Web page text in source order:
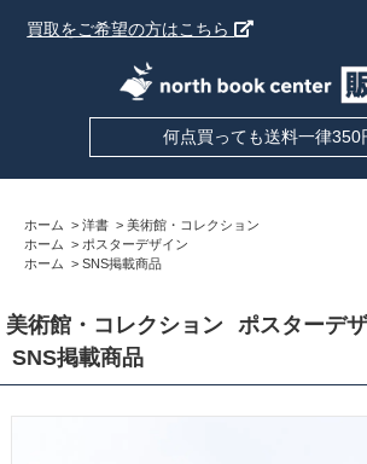
買取をご希望の方はこちら
何点買っても送料一律350
ホーム > 洋書 > 美術館・コレクション
ホーム > ポスターデザイン
ホーム > SNS掲載商品
美術館・コレクション ポスターデ
SNS掲載商品